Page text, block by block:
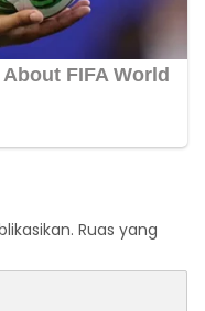
Ruas yang